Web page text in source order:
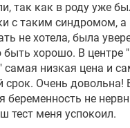
так как в роду уже
с таким синдромом, а
не хотела, была
быть хорошо. В центре
самая низкая цена и
срок. Очень довольна!
беременность не
тест меня успокоил.